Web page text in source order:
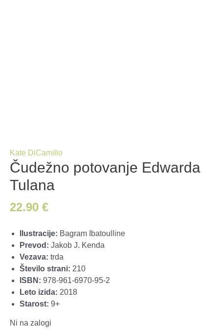
Kate DiCamillo
Čudežno potovanje Edwarda
Tulana
22.90 €
Ilustracije: Bagram Ibatoulline
Prevod: Jakob J. Kenda
Vezava: trda
Število strani: 210
ISBN: 978-961-6970-95-2
Leto izida: 2018
Starost: 9+
Ni na zalogi